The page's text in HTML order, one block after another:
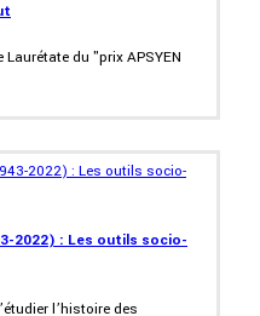
du "prix APSYEN
2022) : Les outils socio-
l’histoire des